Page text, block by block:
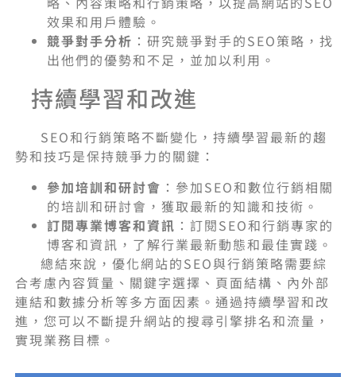
效果和用戶體驗。
競爭對手分析 ：研究競爭對手的SEO策略，找
出他們的優勢和不足，並加以利用。
持續學習和改進
SEO和行銷策略不斷變化，持續學習最新的趨
勢和技巧是保持競爭力的關鍵：
參加培訓和研討會 ：參加SEO和數位行銷相關
的培訓和研討會，獲取最新的知識和技術。
訂閱專業博客和資訊 ：訂閱SEO和行銷專家的
博客和資訊，了解行業最新動態和最佳實踐。
總結來說，優化網站的SEO與行銷策略需要綜
合考慮內容質量、關鍵字選擇、頁面結構、內外部
連結和數據分析等多方面因素。通過持續學習和改
進，您可以不斷提升網站的搜尋引擎排名和流量，
實現業務目標。